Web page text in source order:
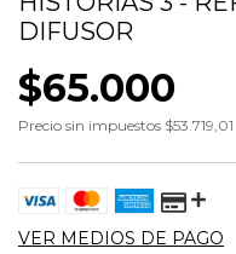
DIFUSOR
$65.000
Precio sin impuestos $53.719,01
VER MEDIOS DE PAGO